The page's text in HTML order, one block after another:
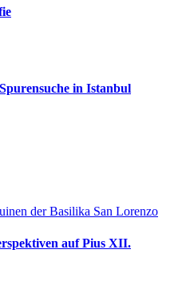
in Istanbul
auf Pius XII.